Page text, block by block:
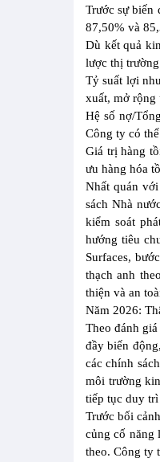
Trước sự biến
87,50% và
Dù kết quả
lược thị
Tỷ suất lợi
xuất, mở rộng
Hệ số nợ/
Công ty có
Giá trị hàng
ưu hàng hóa
Nhất quán
sách Nhà
kiểm soát
hướng tiêu
Surfaces,
thạch anh
thiện và an
Năm 2026:
Theo đánh
đầy biến
các chính
môi trường
tiếp tục duy trì
Trước bối
củng cố năng
theo. Công ty